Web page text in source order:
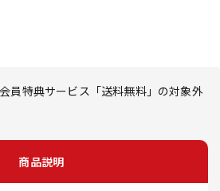
員特典サービス「送料無料」の対象外
商品説明